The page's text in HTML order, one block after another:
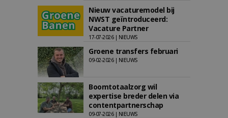
Nieuw vacaturemodel bij
NWST geïntroduceerd:
Vacature Partner
17-07-2026 | NIEUWS
Groene transfers februari
09-02-2026 | NIEUWS
Boomtotaalzorg wil
expertise breder delen via
contentpartnerschap
09-07-2026 | NIEUWS